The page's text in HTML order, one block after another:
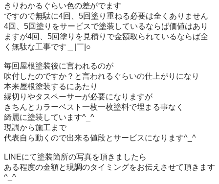
きりわかるぐらい色の差がでます
ですので無駄に4回、5回塗り重ねる必要は全くありません
4回、5回塗りをサービスで塗装しているならば価値はあり
ますが4回、5回塗りを見積りで金額取られているならば全
く無駄な工事です＿|￣|○
毎回屋根塗装後に言われるのが
吹付したのですか？と言われるぐらいの仕上がりになり
本来屋根塗装するにあたり
縁切りやタスペーサーが必要になりますが
きちんとカラーベスト一枚一枚塗料で埋まる事なく
綺麗に塗装しています^_^
現調から施工まで
代表自ら動くので出来る値段とサービスになります^_^
LINEにて塗装箇所の写真を頂きましたら
ある程度の金額と現調のタイミングをお伝えさせて頂きます
^_^